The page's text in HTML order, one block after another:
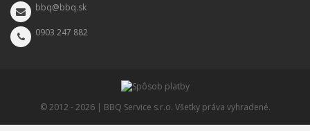
bbq@bbq.sk
0903 247 882
© 2012 -2026 | BBQ Service s.r.o. Všetky práva vyhradené.